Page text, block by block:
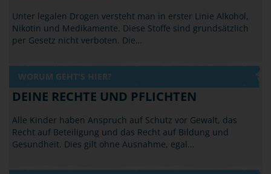
Unter legalen Drogen versteht man in erster Linie Alkohol,
Nikotin und Medikamente. Diese Stoffe sind grundsätzlich
per Gesetz nicht verboten. Die…
WORUM GEHT'S HIER?
DEINE RECHTE UND PFLICHTEN
Alle Kinder haben Anspruch auf Schutz vor Gewalt, das
Recht auf Beteiligung und das Recht auf Bildung und
Gesundheit. Dies gilt ohne Ausnahme, egal…